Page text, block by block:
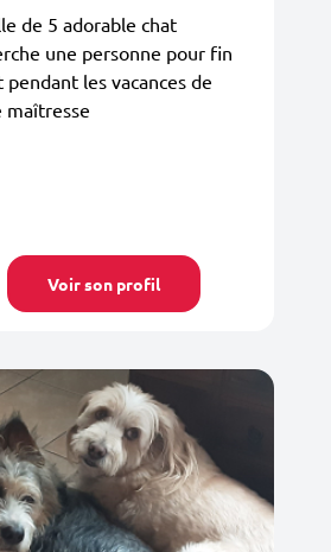
de 5 adorable chat
une personne pour fin
pendant les vacances de
maîtresse
Voir son profil